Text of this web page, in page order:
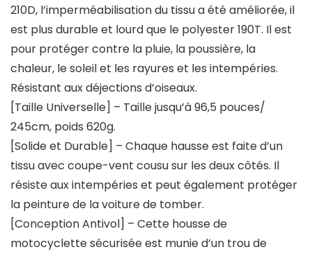
210D, l’imperméabilisation du tissu a été améliorée, il
est plus durable et lourd que le polyester 190T. Il est
pour protéger contre la pluie, la poussière, la
chaleur, le soleil et les rayures et les intempéries.
Résistant aux déjections d’oiseaux.
[Taille Universelle] – Taille jusqu’à 96,5 pouces/
245cm, poids 620g.
[Solide et Durable] – Chaque hausse est faite d’un
tissu avec coupe-vent cousu sur les deux côtés. Il
résiste aux intempéries et peut également protéger
la peinture de la voiture de tomber.
[Conception Antivol] – Cette housse de
motocyclette sécurisée est munie d’un trou de